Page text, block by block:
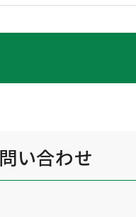
い合わせ